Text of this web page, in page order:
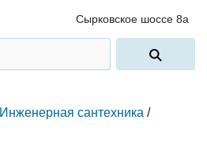
Сырковское шоссе 8а
Инженерная сантехника /